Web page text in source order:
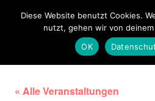
« Alle Veranstaltungen
Diese Website benutzt Cookies.
nutzt, gehen wir von
OK